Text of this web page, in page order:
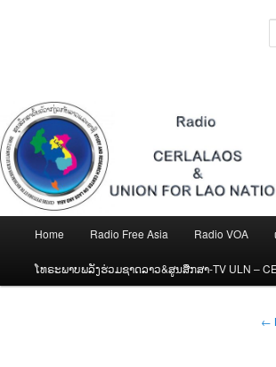
Home Radio Free Asia Radio VOA
ໂທຣະພາບພລັງຮ່ວມຊາດລາວ&ສູນສືກສາ-TV ULN –
←